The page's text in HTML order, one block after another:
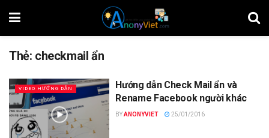
Thẻ: checkmail ẩn
VIDEO HƯỚNG DẪN
Hướng dẫn Check Mail ẩn và
Rename Facebook người khác
BYANONYVIET 25/01/2016